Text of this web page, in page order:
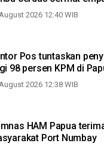
2026 12:40 WIB
Pos tuntaskan
98 persen KPM di
2026 12:38 WIB
HAM Papua
Port Numbay